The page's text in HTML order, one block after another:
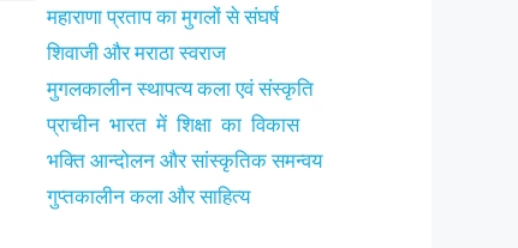
महाराणा प्रताप का मुगलों से संघर्ष
शिवाजी और मराठा स्वराज
मुगलकालीन स्थापत्य कला एवं संस्कृति
प्राचीन भारत में शिक्षा का विकास
भक्ति आन्दोलन और सांस्कृतिक समन्वय
गुप्तकालीन कला और साहित्य